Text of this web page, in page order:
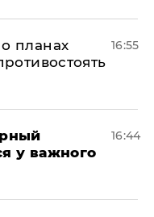
планах
16:55
у важного
16:44